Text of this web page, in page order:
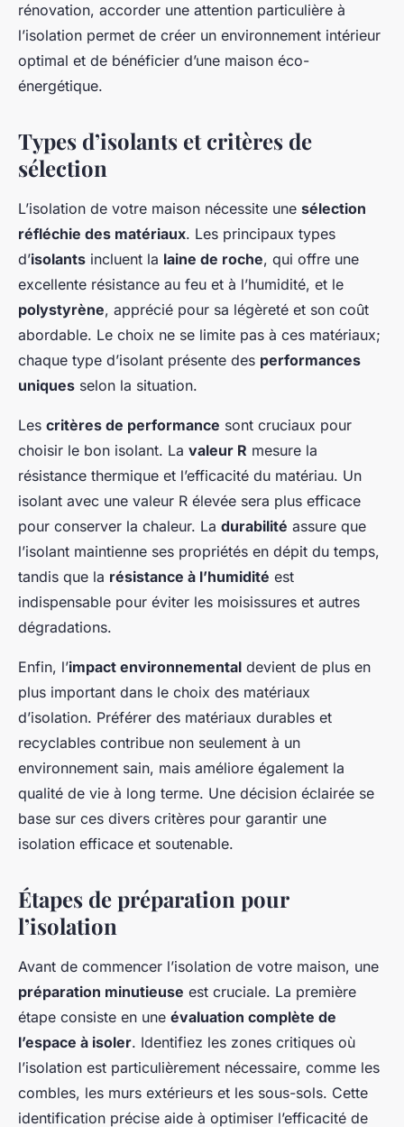
rénovation, accorder une attention particulière à
l’isolation permet de créer un environnement intérieur
optimal et de bénéficier d’une maison éco-
énergétique.
Types d’isolants et critères de
sélection
L’isolation de votre maison nécessite une sélection
réfléchie des matériaux. Les principaux types
d’isolants incluent la laine de roche, qui offre une
excellente résistance au feu et à l’humidité, et le
polystyrène, apprécié pour sa légèreté et son coût
abordable. Le choix ne se limite pas à ces matériaux;
chaque type d’isolant présente des performances
uniques selon la situation.
Les critères de performance sont cruciaux pour
choisir le bon isolant. La valeur R mesure la
résistance thermique et l’efficacité du matériau. Un
isolant avec une valeur R élevée sera plus efficace
pour conserver la chaleur. La durabilité assure que
l’isolant maintienne ses propriétés en dépit du temps,
tandis que la résistance à l’humidité est
indispensable pour éviter les moisissures et autres
dégradations.
Enfin, l’impact environnemental devient de plus en
plus important dans le choix des matériaux
d’isolation. Préférer des matériaux durables et
recyclables contribue non seulement à un
environnement sain, mais améliore également la
qualité de vie à long terme. Une décision éclairée se
base sur ces divers critères pour garantir une
isolation efficace et soutenable.
Étapes de préparation pour
l’isolation
Avant de commencer l’isolation de votre maison, une
préparation minutieuse est cruciale. La première
étape consiste en une évaluation complète de
l’espace à isoler. Identifiez les zones critiques où
l’isolation est particulièrement nécessaire, comme les
combles, les murs extérieurs et les sous-sols. Cette
identification précise aide à optimiser l’efficacité de